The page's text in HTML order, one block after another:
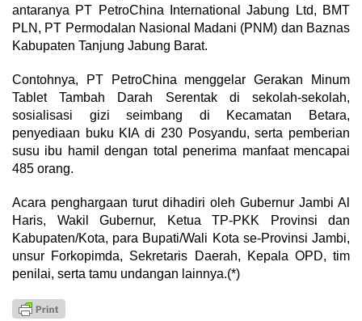
antaranya PT PetroChina International Jabung Ltd, BMT
PLN, PT Permodalan Nasional Madani (PNM) dan Baznas
Kabupaten Tanjung Jabung Barat.
Contohnya, PT PetroChina menggelar Gerakan Minum
Tablet Tambah Darah Serentak di sekolah-sekolah,
sosialisasi gizi seimbang di Kecamatan Betara,
penyediaan buku KIA di 230 Posyandu, serta pemberian
susu ibu hamil dengan total penerima manfaat mencapai
485 orang.
Acara penghargaan turut dihadiri oleh Gubernur Jambi Al
Haris, Wakil Gubernur, Ketua TP-PKK Provinsi dan
Kabupaten/Kota, para Bupati/Wali Kota se-Provinsi Jambi,
unsur Forkopimda, Sekretaris Daerah, Kepala OPD, tim
penilai, serta tamu undangan lainnya.(*)